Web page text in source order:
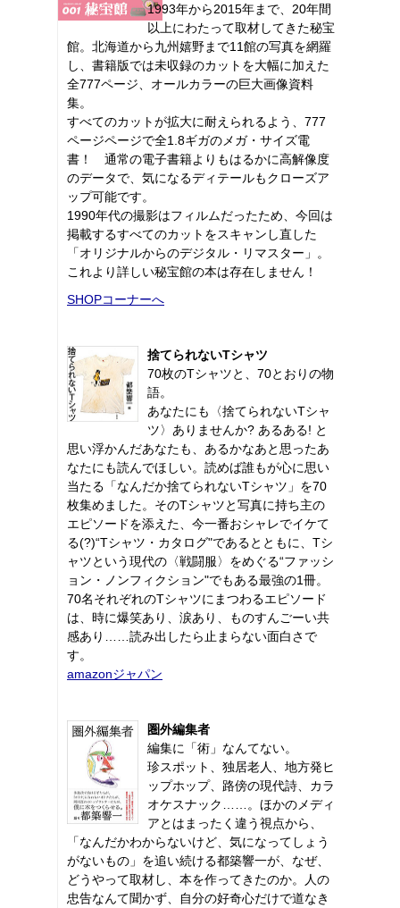
1993年から2015年まで、20年間
以上にわたって取材してきた秘宝
館。北海道から九州嬉野まで11館の写真を網羅
し、書籍版では未収録のカットを大幅に加えた
全777ページ、オールカラーの巨大画像資料
集。
すべてのカットが拡大に耐えられるよう、777
ページページで全1.8ギガのメガ・サイズ電
書！ 通常の電子書籍よりもはるかに高解像度
のデータで、気になるディテールもクローズア
ップ可能です。
1990年代の撮影はフィルムだったため、今回は
掲載するすべてのカットをスキャンし直した
「オリジナルからのデジタル・リマスター」。
これより詳しい秘宝館の本は存在しません！
SHOPコーナーへ
捨てられないTシャツ
70枚のTシャツと、70とおりの物
語。
あなたにも〈捨てられないTシャ
ツ〉ありませんか? あるある! と
思い浮かんだあなたも、あるかなあと思ったあ
なたにも読んでほしい。読めば誰もが心に思い
当たる「なんだか捨てられないTシャツ」を70
枚集めました。そのTシャツと写真に持ち主の
エピソードを添えた、今一番おシャレでイケて
る(?)“Tシャツ・カタログ"であるとともに、Tシ
ャツという現代の〈戦闘服〉をめぐる“ファッシ
ョン・ノンフィクション"でもある最強の1冊。
70名それぞれのTシャツにまつわるエピソード
は、時に爆笑あり、涙あり、ものすんごーい共
感あり……読み出したら止まらない面白さで
す。
amazonジャパン
圏外編集者
編集に「術」なんてない。
珍スポット、独居老人、地方発ヒ
ップホップ、路傍の現代詩、カラ
オケスナック……。ほかのメディ
アとはまったく違う視点から、
「なんだかわからないけど、気になってしょう
がないもの」を追い続ける都築響一が、なぜ、
どうやって取材し、本を作ってきたのか。人の
忠告なんて聞かず、自分の好奇心だけで道なき